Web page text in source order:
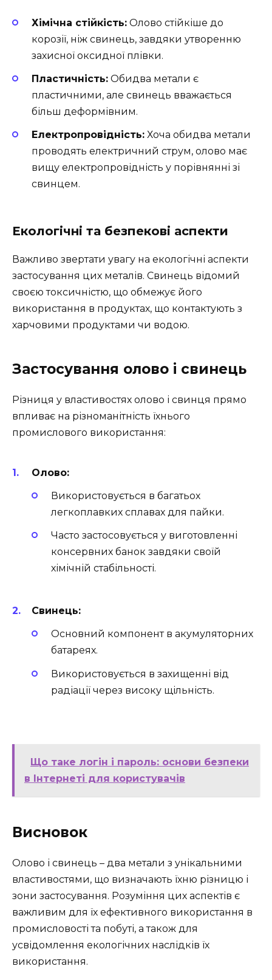
Хімічна стійкість: Олово стійкіше до
корозії, ніж свинець, завдяки утворенню
захисної оксидної плівки.
Пластичність: Обидва метали є
пластичними, але свинець вважається
більш деформівним.
Електропровідність: Хоча обидва метали
проводять електричний струм, олово має
вищу електропровідність у порівнянні зі
свинцем.
Екологічні та безпекові аспекти
Важливо звертати увагу на екологічні аспекти
застосування цих металів. Свинець відомий
своєю токсичністю, що обмежує його
використання в продуктах, що контактують з
харчовими продуктами чи водою.
Застосування олово і свинець
Різниця у властивостях олово і свинця прямо
впливає на різноманітність їхнього
промислового використання:
Олово:
Використовується в багатьох
легкоплавких сплавах для пайки.
Часто застосовується у виготовленні
консервних банок завдяки своїй
хімічній стабільності.
Свинець:
Основний компонент в акумуляторних
батареях.
Використовується в захищенні від
радіації через високу щільність.
Що таке логін і пароль: основи безпеки
в Інтернеті для користувачів
Висновок
Олово і свинець – два метали з унікальними
властивостями, що визначають їхню різницю і
зони застосування. Розуміння цих аспектів є
важливим для їх ефективного використання в
промисловості та побуті, а також для
усвідомлення екологічних наслідків їх
використання.